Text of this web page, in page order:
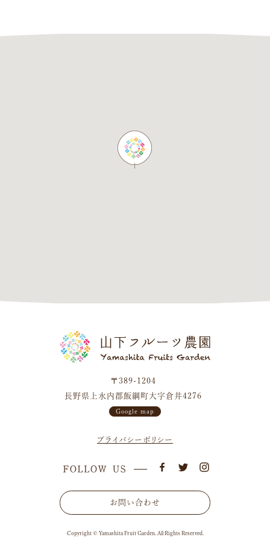
〒389-1204
長野県上水内郡飯綱町大字倉井4276
Google map
プライバシーポリシー
お問い合わせ
Copyright © Yamashita Fruit Garden. All Rights Reserved.